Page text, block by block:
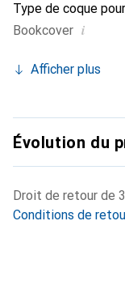
Type de coque
Bookcover i
Afficher plus
Évolution du
Droit de retour de
Conditions de